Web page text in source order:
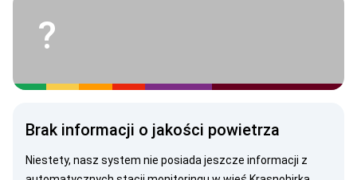
?
Brak informacji o jakości powietrza
Niestety, nasz system nie posiada jeszcze informacji z